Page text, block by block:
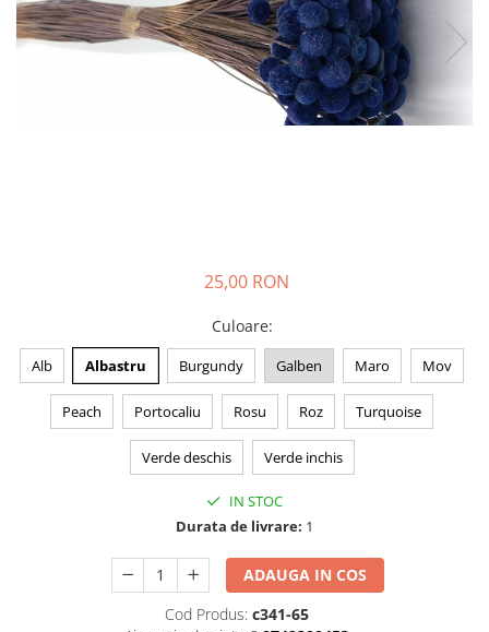
25,00 RON
Culoare:
Alb Albastru Burgundy Galben Maro Mov
Peach Portocaliu Rosu Roz Turquoise
Verde deschis Verde inchis
IN STOC
Durata de livrare: 1
ADAUGA IN COS
Cod Produs: c341-65